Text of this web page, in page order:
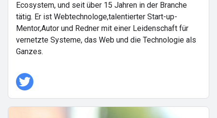
Ecosystem, und seit über 15 Jahren in der Branche
tätig. Er ist Webtechnologe,talentierter Start-up-
Mentor,Autor und Redner mit einer Leidenschaft für
vernetzte Systeme, das Web und die Technologie als
Ganzes.